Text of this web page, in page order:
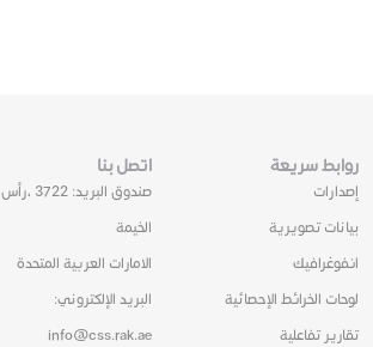
روابط سريعة
إصدارات
بيانات تصويرية
انفوغرافيك
لوحات الخرائط الإحصائية
تقارير تفاعلية
اتصل بنا
صندوق البريد: 3722 ،رأس
الخيمة
الامارات العربية المتحدة
البريد الإلكتروني:
info@css.rak.ae